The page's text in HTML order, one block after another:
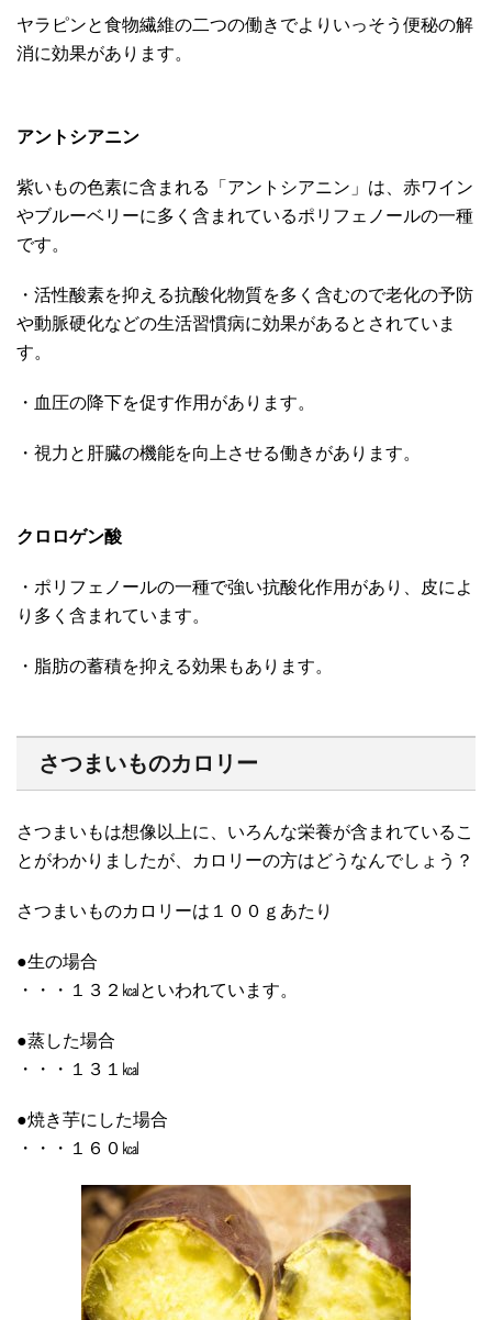
ヤラピンと食物繊維の二つの働きでよりいっそう便秘の解
消に効果があります。
アントシアニン
紫いもの色素に含まれる「アントシアニン」は、赤ワイン
やブルーベリーに多く含まれているポリフェノールの一種
です。
・活性酸素を抑える抗酸化物質を多く含むので老化の予防
や動脈硬化などの生活習慣病に効果があるとされていま
す。
・血圧の降下を促す作用があります。
・視力と肝臓の機能を向上させる働きがあります。
クロロゲン酸
・ポリフェノールの一種で強い抗酸化作用があり、皮によ
り多く含まれています。
・脂肪の蓄積を抑える効果もあります。
さつまいものカロリー
さつまいもは想像以上に、いろんな栄養が含まれているこ
とがわかりましたが、カロリーの方はどうなんでしょう？
さつまいものカロリーは１００ｇあたり
●生の場合
・・・１３２㎉といわれています。
●蒸した場合
・・・１３１㎉
●焼き芋にした場合
・・・１６０㎉